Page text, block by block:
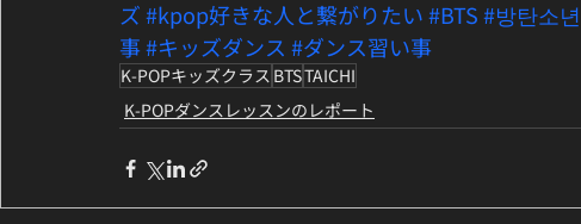
ズ#kpop好きな人と繋がりたい#BTS#방탄소
事#キッズダンス #ダンス習い事
K-POPキッズクラス BTSTAICHI
K-POPダンスレッスンのレポート